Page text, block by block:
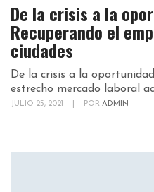
De la crisis a la
Recuperando el
ciudades
De la crisis a la
estrecho mercado laboral
JULIO 25, 2021 POR ADMIN